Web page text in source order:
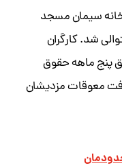
به ۴۸۰ کارگر کارخانه سیمان مسجد
شد. کارگران
پنج ماهه حقوق
معوقات مزدیشان